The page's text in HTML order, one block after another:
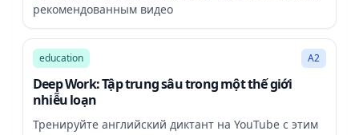
рекомендованным видео
38:47
education A2
Deep Work: Tập trung sâu trong một thế giới
nhiễu loạn
Тренируйте английский диктант на YouTube с этим